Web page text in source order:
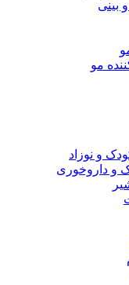
بینی
مو
و نوزاد
و داروخوری